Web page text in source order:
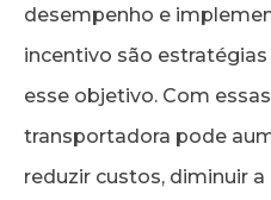
desempenho e
incentivo são
esse objetivo. Com
transportadora pode
reduzir custos, diminuir